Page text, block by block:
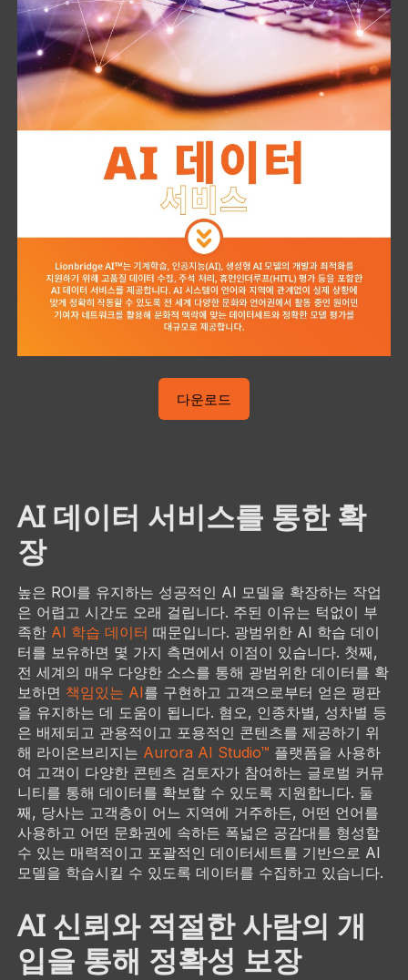
다운로드
AI 데이터 서비스를 통한 확
장
높은 ROI를 유지하는 성공적인 AI 모델을 확장하는 작업
은 어렵고 시간도 오래 걸립니다. 주된 이유는 턱없이 부
족한 AI 학습 데이터 때문입니다. 광범위한 AI 학습 데이
터를 보유하면 몇 가지 측면에서 이점이 있습니다. 첫째,
전 세계의 매우 다양한 소스를 통해 광범위한 데이터를 확
보하면 책임있는 AI를 구현하고 고객으로부터 얻은 평판
을 유지하는 데 도움이 됩니다. 혐오, 인종차별, 성차별 등
은 배제되고 관용적이고 포용적인 콘텐츠를 제공하기 위
해 라이온브리지는 Aurora AI Studio™ 플랫폼을 사용하
여 고객이 다양한 콘텐츠 검토자가 참여하는 글로벌 커뮤
니티를 통해 데이터를 확보할 수 있도록 지원합니다. 둘
째, 당사는 고객층이 어느 지역에 거주하든, 어떤 언어를
사용하고 어떤 문화권에 속하든 폭넓은 공감대를 형성할
수 있는 매력적이고 포괄적인 데이터세트를 기반으로 AI
모델을 학습시킬 수 있도록 데이터를 수집하고 있습니다.
AI 신뢰와 적절한 사람의 개
입을 통해 정확성 보장